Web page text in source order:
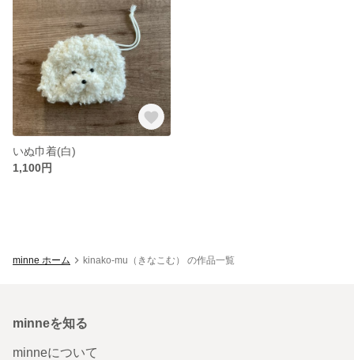
いぬ巾着(白)
1,100円
minne ホーム kinako-mu（きなこむ） の作品一覧
minneを知る
minneについて